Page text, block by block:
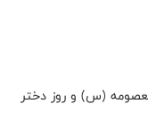
(س) و روز دختر